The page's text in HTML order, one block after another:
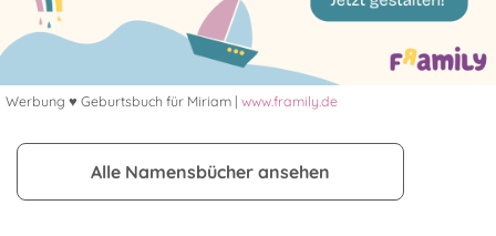
Werbung ♥ Geburtsbuch für Miriam | www.framily.de
Alle Namensbücher ansehen